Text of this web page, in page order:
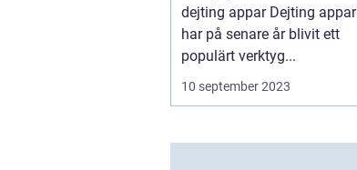
dejting appar Dejting appar
har på senare år blivit ett
populärt verktyg...
10 september 2023